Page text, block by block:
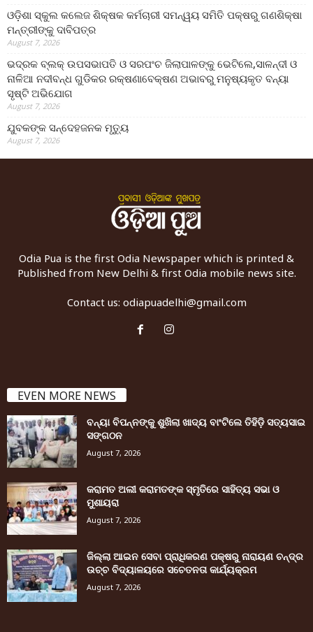
ଓଡ଼ିଶା ସ୍କୁଲ କଲେଜ ଶିକ୍ଷକ କର୍ମଚାରୀ ସମନ୍ୱୟ ସମିତି ପକ୍ଷରୁ ଗଣଶିକ୍ଷା
ମନ୍ତ୍ରୀଙ୍କୁ ଦାବିପତ୍ର
August 7, 2026
ଭଦ୍ରକ ବ୍ଲକ୍ ଉପସଭାପତି ଓ ସରପଂଚ ଜିଲାପାଳଙ୍କୁ ଭେଟିଲେ,ସାଳନ୍ଦୀ ଓ
ନାଳିଆ ନଦୀବନ୍ଧ ଗୁଡିକର ରକ୍ଷଣାବେକ୍ଷଣ ଅଭାବରୁ ମନୁଷ୍ୟକୃତ ବନ୍ୟା
ସୃଷ୍ଟି ଅଭିଯୋଗ
August 7, 2026
ଯୁବକଙ୍କ ସନ୍ଦେହଜନକ ମୃତ୍ୟୁ
August 7, 2026
Odia Pua is the first Odia Newspaper which is printed &
Published from New Delhi & first Odia mobile news site.
Contact us: odiapuadelhi@gmail.com
EVEN MORE NEWS
ବନ୍ୟା ବିପନ୍ନଙ୍କୁ ଶୁଖିଲା ଖାଦ୍ୟ ବାଂଟିଲେ ତିହିଡି଼ ସତ୍ୟସାଇ
ସଙ୍ଗଠନ
August 7, 2026
କରାମତ ଅଲୀ କରାମତଙ୍କ ସ୍ମୃତିରେ ସାହିତ୍ୟ ସଭା ଓ
ମୁଶାୟରା
August 7, 2026
ଜିଲ୍ଲା ଆଇନ ସେବା ପ୍ରାଧିକରଣ ପକ୍ଷରୁ ନାରାୟଣ ଚନ୍ଦ୍ର
ଉଚ୍ଚ ବିଦ୍ୟାଳୟରେ ସଚେତନତା କାର୍ଯ୍ୟକ୍ରମ
August 7, 2026